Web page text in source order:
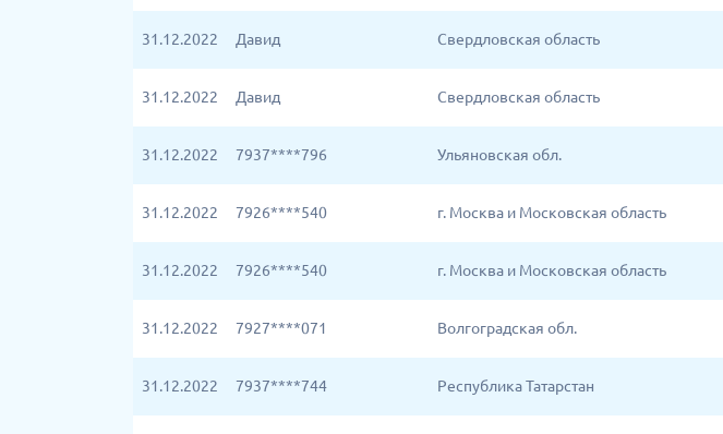
31.12.2022 Давид Свердловская область
31.12.2022 Давид Свердловская область
31.12.2022 7937****796 Ульяновская обл.
31.12.2022 7926****540 г. Москва и Московская область
31.12.2022 7926****540 г. Москва и Московская область
31.12.2022 7927****071 Волгоградская обл.
31.12.2022 7937****744 Республика Татарстан